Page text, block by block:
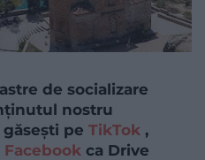
de socializare
nostru
pe TikTok ,
Facebook ca Drive